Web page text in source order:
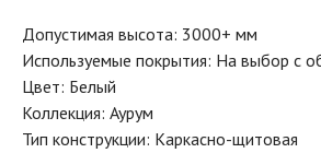
Допустимая высота: 3000+ мм
Используемые покрытия: На выбор с
Цвет: Белый
Коллекция: Аурум
Тип конструкции: Каркасно-щитовая